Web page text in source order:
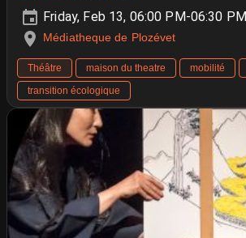
Friday, Feb 13, 06:00 PM-06:30 PM
Médiatheque de Plozévet
Théâtre maison du theatre mobilité
transition écologique